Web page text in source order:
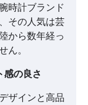
時計ブランド
その人気は芸
から数年経っ
ん。
感の良さ
ザインと高品